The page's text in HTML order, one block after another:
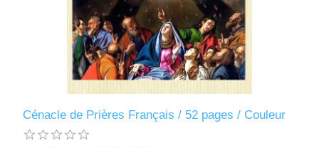
Cénacle de Prières Français / 52 pages / Couleur